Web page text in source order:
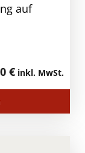
auf
€ inkl. MwSt.